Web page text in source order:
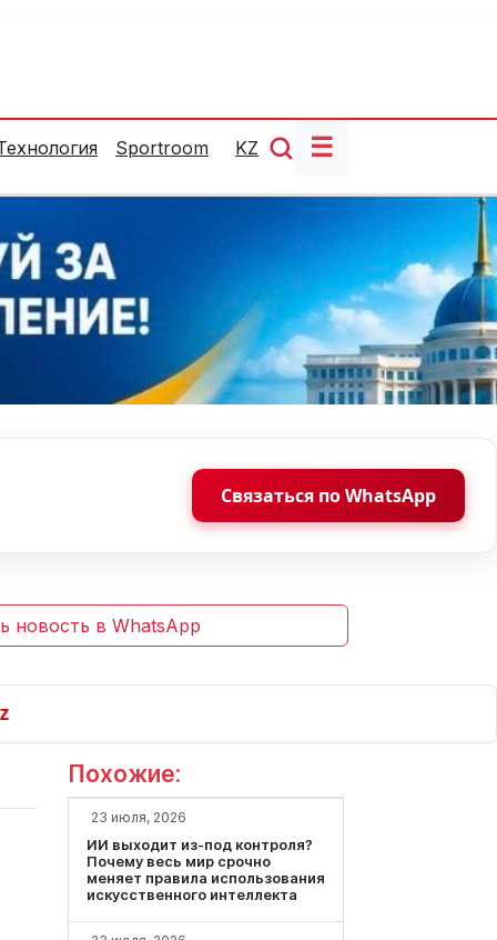
Sportroom KZ ☰
Связаться по WhatsApp
новость в WhatsApp
Похожие:
23 июля, 2026
ИИ выходит из-под контроля?
Почему весь мир срочно
меняет правила использования
искусственного интеллекта